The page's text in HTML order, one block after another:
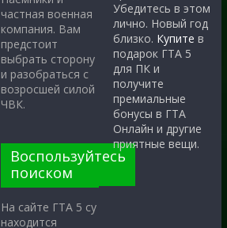
частная военная
компания. Вам
предстоит
выбрать сторону
и разобраться с
возросшей силой
ЧВК.
Воспользуйтесь
поиском
На сайте ГТА 5 су
находится
Убедитесь в этом
лично. Новый год
близко. Купите в
подарок ГТА 5
для ПК и
получите
премиальные
бонусы в ГТА
Онлайн и другие
приятные вещи.